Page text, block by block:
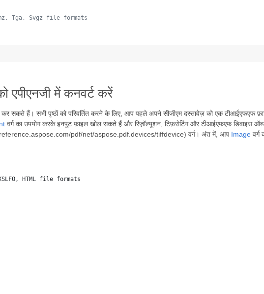
Tga, Svgz file formats
एपीएनजी में कनवर्ट करें
कर सकते हैं। सभी पृष्ठों को परिवर्तित करने के लिए, आप पहले अपने सीजीएम दस्तावेज़ को एक टीआईएफएफ
वर्ग का उपयोग करके इनपुट फ़ाइल खोल सकते हैं और रिज़ॉल्यूशन, टिफ़सेटिंग और टीआईएफएफ डिवाइस
pdf/net/aspose.pdf.devices/tiffdevice) वर्ग। अंत में, आप Image
HTML file formats